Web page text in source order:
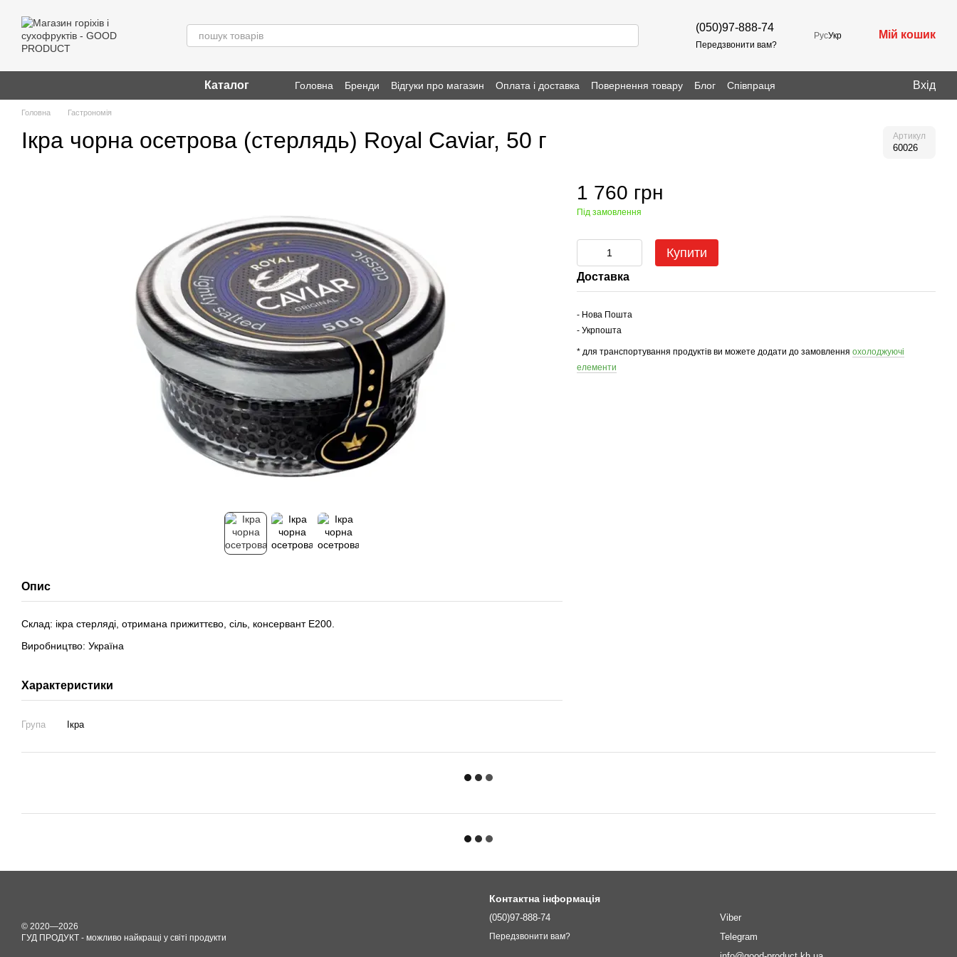
(050)97-888-74
Передзвонити вам?
РусУкр Мій кошик
Каталог Головна Бренди Відгуки про магазин Оплата і доставка Повернення товару Блог Співпраця Вхід
Головна Гастрономія
Ікра чорна осетрова (стерлядь) Royal Caviar, 50 г Артикул
60026
Опис
Склад: ікра стерляді, отримана прижиттєво, сіль, консервант Е200.
Виробництво: Україна
Характеристики
Група Ікра
1 760 грн
Під замовлення
Купити
Доставка
- Нова Пошта
- Укрпошта
* для транспортування продуктів ви можете додати до замовленняохолоджуючі
елементи
© 2020—2026
ГУД ПРОДУКТ - можливо найкращі у світі продукти
Контактна інформація
(050)97-888-74
Передзвонити вам?
Viber
Telegram